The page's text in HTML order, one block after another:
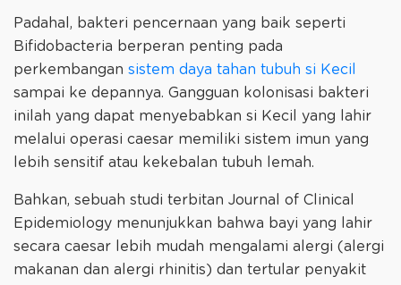
Padahal, bakteri pencernaan yang baik seperti
Bifidobacteria berperan penting pada
perkembangan sistem daya tahan tubuh si Kecil
sampai ke depannya. Gangguan kolonisasi bakteri
inilah yang dapat menyebabkan si Kecil yang lahir
melalui operasi caesar memiliki sistem imun yang
lebih sensitif atau kekebalan tubuh lemah.
Bahkan, sebuah studi terbitan Journal of Clinical
Epidemiology menunjukkan bahwa bayi yang lahir
secara caesar lebih mudah mengalami alergi (alergi
makanan dan alergi rhinitis) dan tertular penyakit